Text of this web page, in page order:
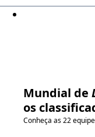
Mundial de
os
Conheça as 22